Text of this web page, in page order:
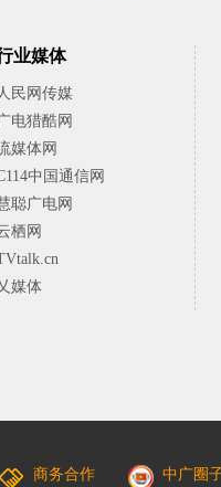
业媒体
民网传媒
电猎酷网
媒体网
中国通信网
聪广电网
栖网
乂媒体
商务合作 中广圈